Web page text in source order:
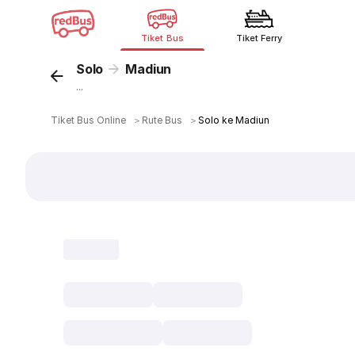
Tiket Bus Tiket Ferry
Solo Madiun
...
Tiket Bus Online ＞ Rute Bus ＞ Solo ke Madiun